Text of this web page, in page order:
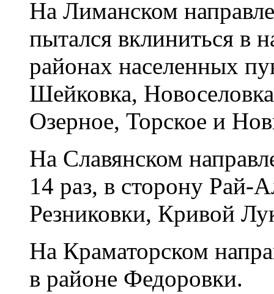
На Лиманском
пытался вклиниться в
районах населенных
Шейковка,
Озерное, Торское и
На Славянском
14 раз, в сторону Рай-
Резниковки, Кривой
На Краматорском
в районе Федоровки.